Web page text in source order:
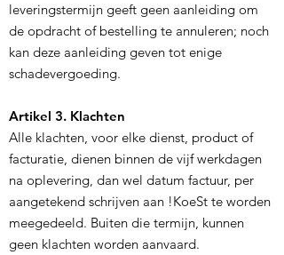
leveringstermijn geeft geen aanleiding om
de opdracht of bestelling te annuleren; noch
kan deze aanleiding geven tot enige
schadevergoeding.
Artikel 3. Klachten
Alle klachten, voor elke dienst, product of
facturatie, dienen binnen de vijf werkdagen
na oplevering, dan wel datum factuur, per
aangetekend schrijven aan !KoeSt te worden
meegedeeld. Buiten die termijn, kunnen
geen klachten worden aanvaard.